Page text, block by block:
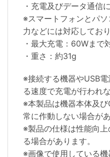
・充電及びデータ通信
※スマートフォンとパ
力などには対応しており
・最大充電：60Wまで
・重さ：約31g
※接続する機器やUSB
る速度で充電が行われ
※本製品は機器本体及
常に作動しない場合があ
※製品の仕様は性能向
る場合があります。
※画像で使用している